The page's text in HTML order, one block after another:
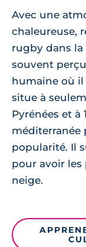
Avec une
chaleureuse,
rugby dans la
souvent
humaine où il
situe à
Pyrénées et à
méditerranée
popularité. Il
pour avoir les
neige.